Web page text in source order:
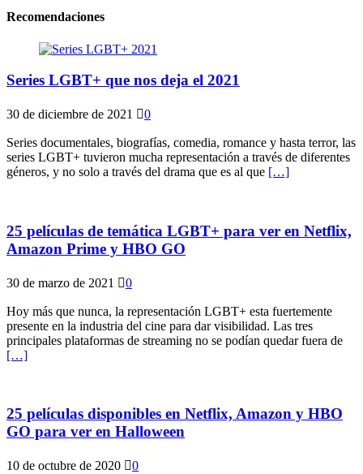
Recomendaciones
Series LGBT+ que nos deja el 2021
30 de diciembre de 2021 0
Series documentales, biografías, comedia, romance y hasta terror, las
series LGBT+ tuvieron mucha representación a través de diferentes
géneros, y no solo a través del drama que es al que […]
25 películas de temática LGBT+ para ver en Netflix,
Amazon Prime y HBO GO
30 de marzo de 2021 0
Hoy más que nunca, la representación LGBT+ esta fuertemente
presente en la industria del cine para dar visibilidad. Las tres
principales plataformas de streaming no se podían quedar fuera de
[…]
25 películas disponibles en Netflix, Amazon y HBO
GO para ver en Halloween
10 de octubre de 2020 0